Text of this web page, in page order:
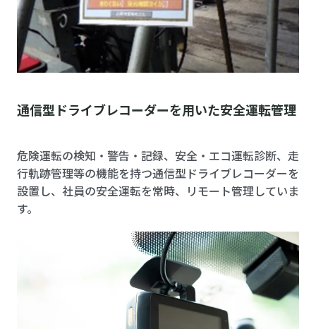
通信型ドライブレコーダーを用いた安全運転管理
危険運転の検知・警告・記録、安全・エコ運転診断、走
行軌跡管理等の機能を持つ通信型ドライブレコーダーを
設置し、社員の安全運転を常時、リモート管理していま
す。